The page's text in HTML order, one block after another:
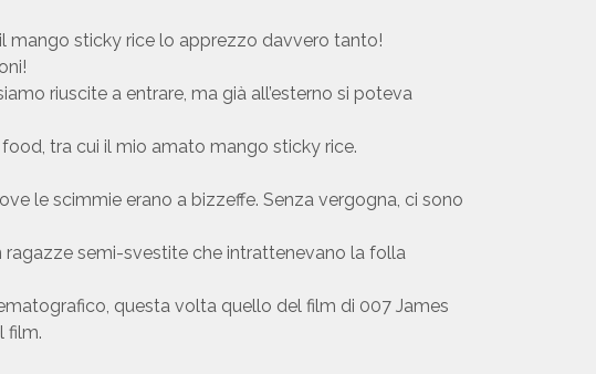
mango sticky rice lo apprezzo davvero tanto!
riuscite a entrare, ma già all’esterno si poteva
tra cui il mio amato mango sticky rice.
le scimmie erano a bizzeffe. Senza vergogna, ci sono
ragazze semi-svestite che intrattenevano la folla
questa volta quello del film di 007 James
film.